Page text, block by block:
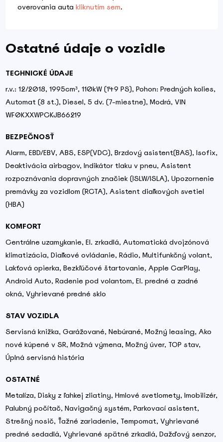
overovania auta kliknutím sem.
Ostatné údaje o vozidle
TECHNICKÉ ÚDAJE
r.v.: 12/2018, 1995cm³, 110kW (149 PS), Pohon: Predných kolies,
Automat (8 st.), Diesel, 5 dv. (7-miestne), Modrá, VIN
WF0KXXWPCKJB66219
BEZPEČNOSŤ
Alarm, EBD/EBV, ABS, ESP(VDC), Brzdový asistent(BAS), Isofix,
Deaktivácia airbagov, Indikátor tlaku v pneu, Asistent
rozpoznávania dopravných značiek (ISLW/ISLA), Upozornenie
premávky za vozidlom (RCTA), Asistent diaľkových svetiel
(HBA)
KOMFORT
Centrálne uzamykanie, El. zrkadlá, Automatická dvojzónová
klimatizácia, Diaľkové ovládanie, Rádio, Multifunkčný volant,
Lakťová opierka, Bezkľúčové štartovanie, Apple CarPlay,
Android Auto, Radenie pod volantom, El. predné a zadné
okná, Vyhrievané predné sklo
STAV VOZIDLA
Servisná knižka, Garážované, Nebúrané, Možný leasing, Ako
nové kúpené v SR, Možná výmena, Možný úver, TOP stav,
Úplná servisná história
OSTATNÉ
Metalíza, Disky z ľahkej zliatiny, Hmlové svetlomety, Imobilizér,
Palubný počítač, Navigačný systém, Parkovací asistent,
Strešný nosič, Ťažné zariadenie, Tempomat, Vyhrievané
predné sedadlá, Vyhrievané spätné zrkadlá, Dažďový senzor,